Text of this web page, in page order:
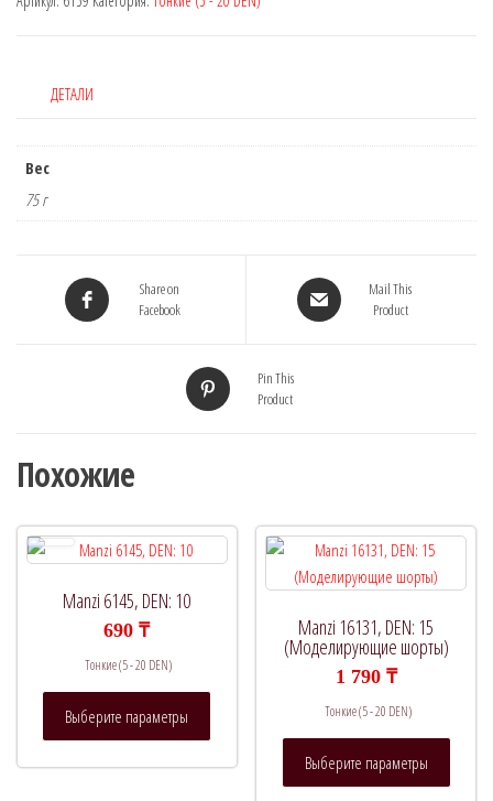
ДЕТАЛИ
Вес
75 г
Share on
Facebook
Mail This
Product
Pin This
Product
Похожие
Manzi 6145, DEN: 10
690₸
Тонкие (5 - 20 DEN)
Выберите параметры
Manzi 16131, DEN: 15
(Моделирующие шорты)
1 790 ₸
Тонкие (5 - 20 DEN)
Выберите параметры
Этот